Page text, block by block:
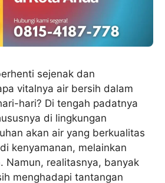
sejenak dan
vitalnya air bersih dalam
hari? Di tengah padatnya
di lingkungan
akan air yang berkualitas
kenyamanan, melainkan
Namun, realitasnya, banyak
menghadapi tantangan